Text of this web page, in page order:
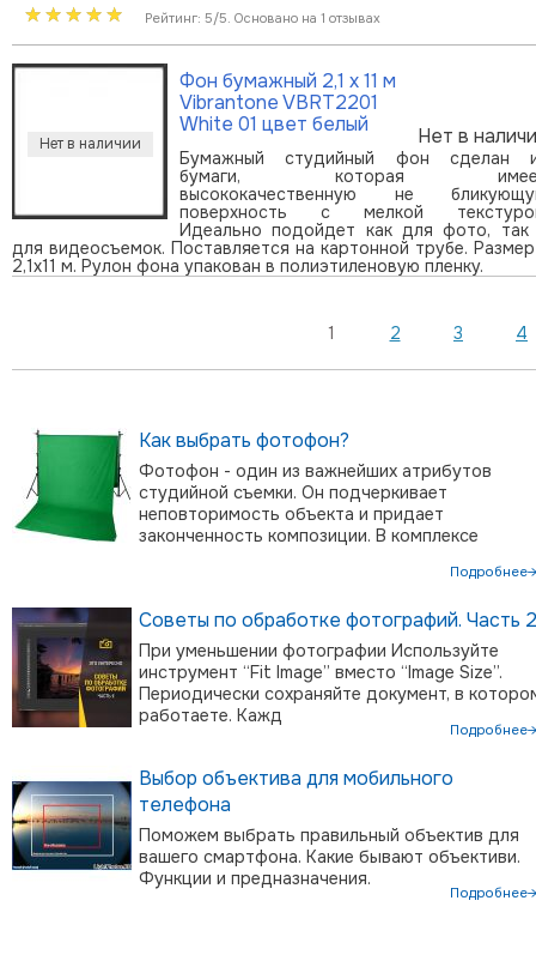
Рейтинг: 5/5. Основано на 1 отзывах
Нет в
Фон бумажный 2,1 х 11 м
Vibrantone VBRT2201
White 01 цвет белый
Бумажный студийный фон сделан
бумаги, которая
высококачественную не
поверхность с мелкой
Идеально подойдет как для фото, так
для видеосъемок. Поставляется на картонной трубе.
2,1x11 м. Рулон фона упакован в полиэтиленовую пленку.
1 2 3 4
Как выбрать фотофон?
Фотофон - один из важнейших атрибутов
студийной съемки. Он подчеркивает
неповторимость объекта и придает
законченность композиции. В комплексе
Подробнее→
Советы по обработке фотографий. Часть
При уменьшении фотографии Используйте
инструмент “Fit Image” вместо “Image Size”.
Периодически сохраняйте документ, в
работаете. Кажд
Подробнее→
Выбор объектива для мобильного
телефона
Поможем выбрать правильный объектив для
вашего смартфона. Какие бывают объективи.
Функции и предназначения.
Подробнее→